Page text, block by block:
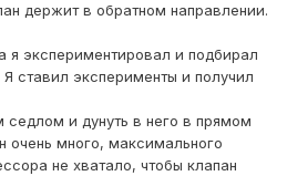
держит в обратном направлении.
я экспериментировал и подбирал
ставил эксперименты и получил
седлом и дунуть в него в прямом
очень много, максимального
не хватало, чтобы клапан